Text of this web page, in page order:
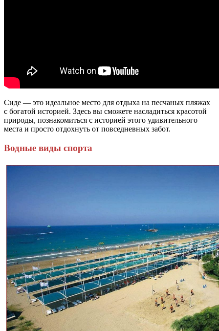
Сиде — это идеальное место для отдыха на песчаных пляжах
с богатой историей. Здесь вы сможете насладиться красотой
природы, познакомиться с историей этого удивительного
места и просто отдохнуть от повседневных забот.
Водные виды спорта